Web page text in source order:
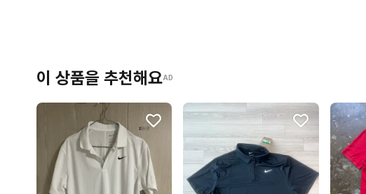
이 상품을 추천해요AD